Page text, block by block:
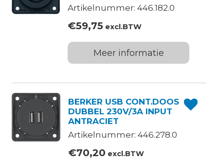
Artikelnummer: 446.182.0
€59,75 excl.BTW
Meer informatie
BERKER USB CONT.DOOS
DUBBEL 230V/3A INPUT
ANTRACIET
Artikelnummer: 446.278.0
€70,20 excl.BTW